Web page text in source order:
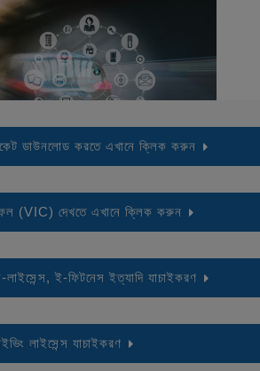
ডাউনলোড করতে এখানে ক্লিক করুন
(VIC) দেখতে এখানে ক্লিক করুন
ই-ফিটনেস ইত্যাদি যাচাইকরণ
লাইসেন্স যাচাইকরণ